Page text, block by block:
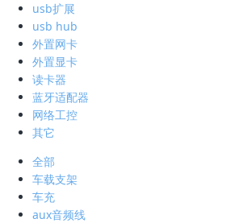
usb扩展
usb hub
外置网卡
外置显卡
读卡器
蓝牙适配器
网络工控
其它
全部
车载支架
车充
aux音频线